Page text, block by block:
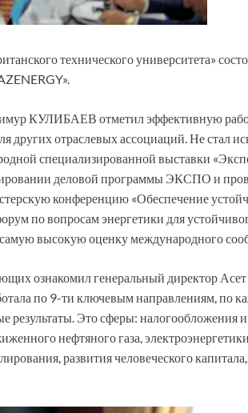
технического университета»
КУЛИБАЕВ отметил эффективную
других отраслевых ассоциаций. Не стал
специализированной выставки
деловой программы ЭКСПО и
конференцию «Обеспечение
по вопросам энергетики для
высокую оценку международного
ознакомил генеральный директор
по 9-ти ключевым направлениям, по
Это сферы: налогообложения
нефтяного газа,
развития человеческого капитала,